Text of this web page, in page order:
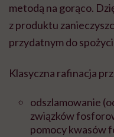
metodą na gorąco.
z produktu
przydatnym do
Klasyczna rafinacja
odszlamowanie
związków
pomocy kwasów